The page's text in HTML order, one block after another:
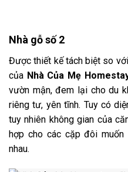
Nhà gỗ số 2
Được thiết kế tách biệt so
của Nhà Của Mẹ
vườn mận, đem lại cho du
riêng tư, yên tĩnh. Tuy có
tuy nhiên không gian của
hợp cho các cặp đôi
nhau.